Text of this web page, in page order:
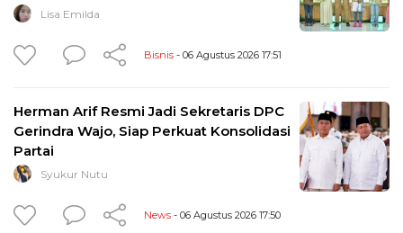
Lisa Emilda
Bisnis - 06 Agustus 2026 17:51
Herman Arif Resmi Jadi Sekretaris DPC
Gerindra Wajo, Siap Perkuat Konsolidasi
Partai
Syukur Nutu
News - 06 Agustus 2026 17:50